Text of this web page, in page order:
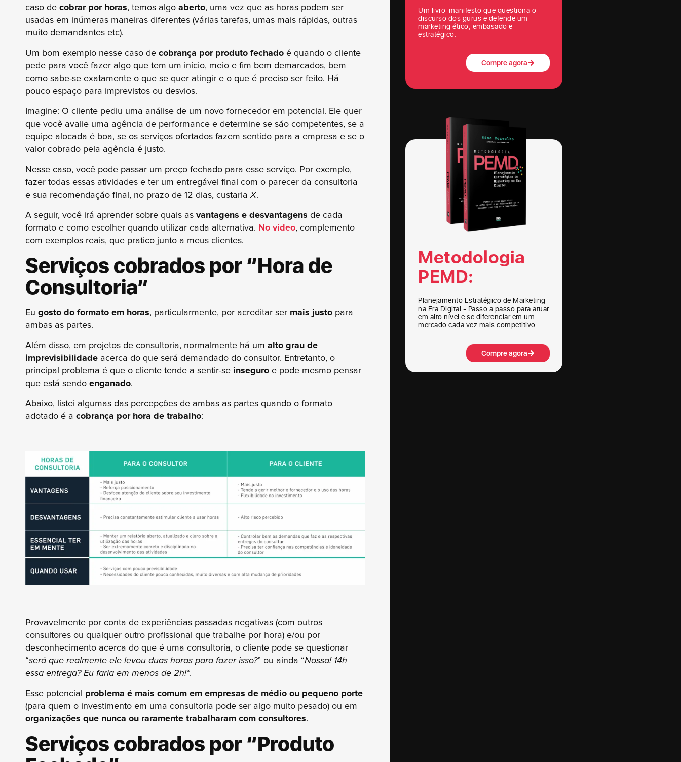
caso de cobrar por horas, temos algo aberto, uma vez que as horas podem ser
usadas em inúmeras maneiras diferentes (várias tarefas, umas mais rápidas, outras
muito demandantes etc).
Um bom exemplo nesse caso de cobrança por produto fechado é quando o cliente
pede para você fazer algo que tem um início, meio e fim bem demarcados, bem
como sabe-se exatamente o que se quer atingir e o que é preciso ser feito. Há
pouco espaço para imprevistos ou desvios.
Imagine: O cliente pediu uma análise de um novo fornecedor em potencial. Ele quer
que você avalie uma agência de performance e determine se são competentes, se a
equipe alocada é boa, se os serviços ofertados fazem sentido para a empresa e se o
valor cobrado pela agência é justo.
Nesse caso, você pode passar um preço fechado para esse serviço. Por exemplo,
fazer todas essas atividades e ter um entregável final com o parecer da consultoria
e sua recomendação final, no prazo de 12 dias, custariaX.
A seguir, você irá aprender sobre quais as vantagens e desvantagens de cada
formato e como escolher quando utilizar cada alternativa. No vídeo, complemento
com exemplos reais, que pratico junto a meus clientes.
Serviços cobrados por “Hora de
Consultoria”
Eu gosto do formato em horas, particularmente, por acreditar ser mais justo para
ambas as partes.
Além disso, em projetos de consultoria, normalmente há um alto grau de
imprevisibilidade acerca do que será demandado do consultor. Entretanto, o
principal problema é que o cliente tende a sentir-se inseguro e pode mesmo pensar
que está sendo enganado.
Abaixo, listei algumas das percepções de ambas as partes quando o formato
adotado é a cobrança por hora de trabalho:
Provavelmente por conta de experiências passadas negativas (com outros
consultores ou qualquer outro profissional que trabalhe por hora) e/ou por
desconhecimento acerca do que é uma consultoria, o cliente pode se questionar
“será que realmente ele levou duas horas para fazer isso?” ou ainda “Nossa! 14h
essa entrega? Eu faria em menos de 2h!“.
Esse potencial problema é mais comum em empresas de médio ou pequeno porte
(para quem o investimento em uma consultoria pode ser algo muito pesado) ou em
organizações que nunca ou raramente trabalharam com consultores.
Serviços cobrados por “Produto
Um livro-manifesto que questiona o
discurso dos gurus e defende um
marketing ético, embasado e
estratégico.
Compre agora
Metodologia
PEMD:
Planejamento Estratégico de Marketing
na Era Digital - Passo a passo para atuar
em alto nível e se diferenciar em um
mercado cada vez mais competitivo
Compre agora